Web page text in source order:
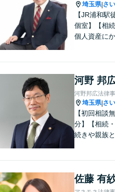
埼玉県|さ
【JR浦和駅
個室】【相
個人資産に
お気軽にご
河野 邦
河野邦広法律
埼玉県|さ
【初回相談
分】【相続
続きや親族
務】ビジネ
現実的なサ
佐藤 有